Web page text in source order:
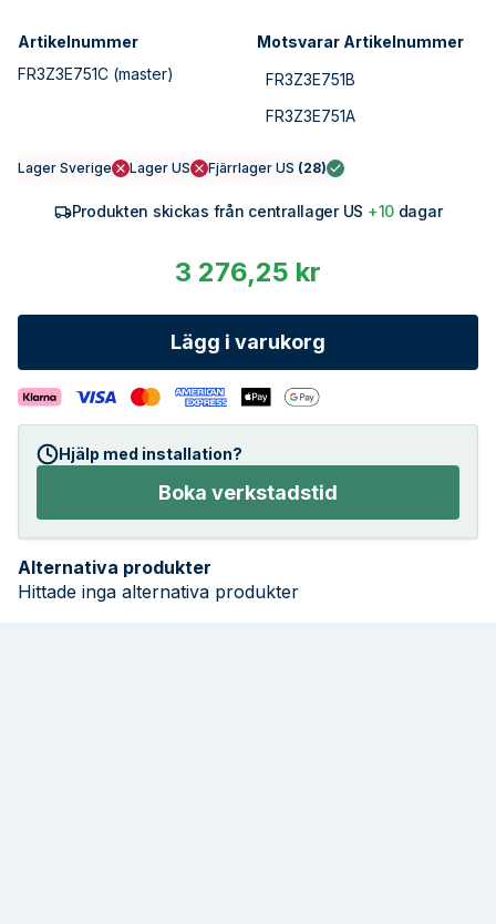
Artikelnummer
FR3Z3E751C (master)
Motsvarar Artikelnummer
FR3Z3E751B
FR3Z3E751A
Lager Sverige Lager US Fjärrlager US (28)
Produkten skickas från centrallager US +10 dagar
3 276,25 kr
Lägg i varukorg
Hjälp med installation?
Boka verkstadstid
Alternativa produkter
Hittade inga alternativa produkter